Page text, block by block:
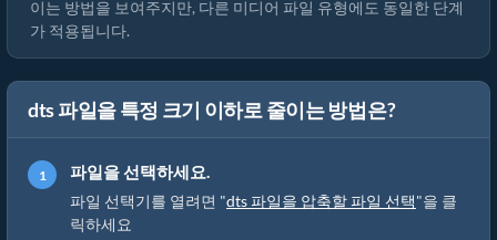
이는 방법을 보여주지만, 다른 미디어 파일 유형에도 동일한 단계
가 적용됩니다.
dts 파일을 특정 크기 이하로 줄이는 방법은?
파일을 선택하세요.
파일 선택기를 열려면 "dts 파일을 압축할 파일 선택"을 클
릭하세요